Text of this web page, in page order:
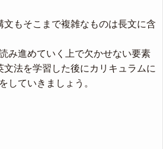
もそこまで複雑なものは長文に含
み進めていく上で欠かせない要素
法を学習した後にカリキュラムに
していきましょう。